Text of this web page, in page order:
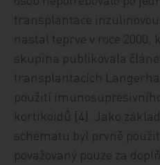
transplantace
nastal teprve v roce 2000,
skupina publikovala
transplantacích
použití
kortikoidů [4]. Jako
schématu byl prvně
považovaný pouze za